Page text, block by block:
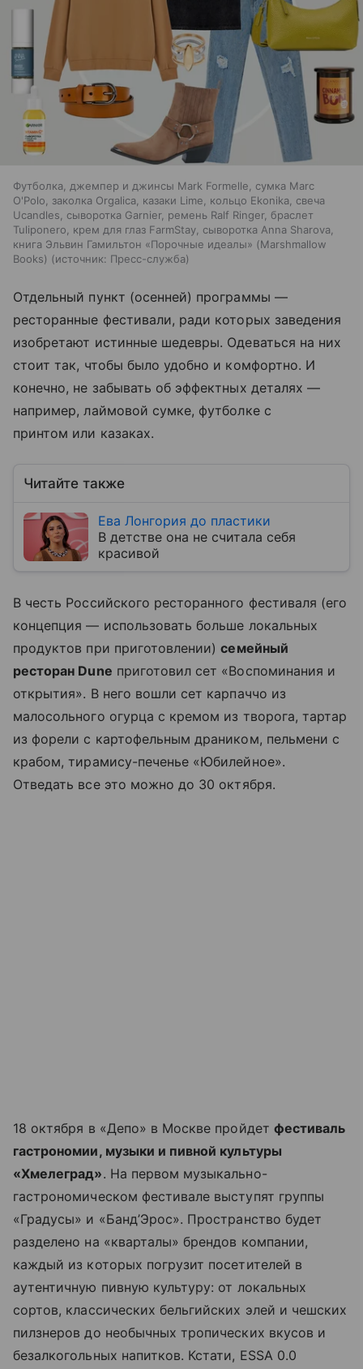
Футболка, джемпер и джинсы Mark Formelle, сумка Marc
O'Polo, заколка Orgalica, казаки Lime, кольцо Ekonika, свеча
Ucandles, сыворотка Garnier, ремень Ralf Ringer, браслет
Tuliponero, крем для глаз FarmStay, сыворотка Anna Sharova,
книга Эльвин Гамильтон «Порочные идеалы» (Marshmallow
Books)
источник: Пресс-служба
Отдельный пункт (осенней) программы —
ресторанные фестивали, ради которых заведения
изобретают истинные шедевры. Одеваться на них
стоит так, чтобы было удобно и комфортно. И
конечно, не забывать об эффектных деталях —
например, лаймовой сумке, футболке с
принтом или казаках.
Читайте также
Ева Лонгория до пластики
В детстве она не считала себя
красивой
В честь Российского ресторанного фестиваля (его
концепция — использовать больше локальных
продуктов при приготовлении)семейный
ресторан Dune приготовил сет «Воспоминания и
открытия». В него вошли сет карпаччо из
малосольного огурца с кремом из творога, тартар
из форели с картофельным драником, пельмени с
крабом, тирамису-печенье «Юбилейное».
Отведать все это можно до 30 октября.
18 октября в «Депо» в Москве пройдет фестиваль
гастрономии, музыки и пивной культуры
«Хмелеград». На первом музыкально-
гастрономическом фестивале выступят группы
«Градусы» и «Банд’Эрос». Пространство будет
разделено на «кварталы» брендов компании,
каждый из которых погрузит посетителей в
аутентичную пивную культуру: от локальных
сортов, классических бельгийских элей и чешских
пилзнеров до необычных тропических вкусов и
безалкогольных напитков. Кстати, ESSA 0.0